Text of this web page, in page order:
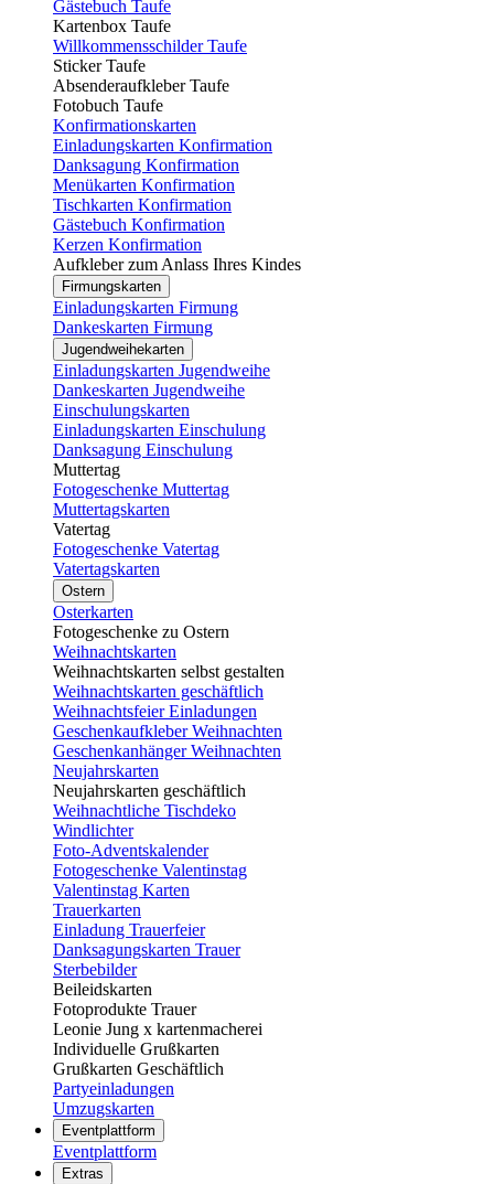
Gästebuch Taufe
Kartenbox Taufe
Willkommensschilder Taufe
Sticker Taufe
Absenderaufkleber Taufe
Fotobuch Taufe
Konfirmationskarten
Einladungskarten Konfirmation
Danksagung Konfirmation
Menükarten Konfirmation
Tischkarten Konfirmation
Gästebuch Konfirmation
Kerzen Konfirmation
Aufkleber zum Anlass Ihres Kindes
Firmungskarten
Einladungskarten Firmung
Dankeskarten Firmung
Jugendweihekarten
Einladungskarten Jugendweihe
Dankeskarten Jugendweihe
Einschulungskarten
Einladungskarten Einschulung
Danksagung Einschulung
Muttertag
Fotogeschenke Muttertag
Muttertagskarten
Vatertag
Fotogeschenke Vatertag
Vatertagskarten
Ostern
Osterkarten
Fotogeschenke zu Ostern
Weihnachtskarten
Weihnachtskarten selbst gestalten
Weihnachtskarten geschäftlich
Weihnachtsfeier Einladungen
Geschenkaufkleber Weihnachten
Geschenkanhänger Weihnachten
Neujahrskarten
Neujahrskarten geschäftlich
Weihnachtliche Tischdeko
Windlichter
Foto-Adventskalender
Fotogeschenke Valentinstag
Valentinstag Karten
Trauerkarten
Einladung Trauerfeier
Danksagungskarten Trauer
Sterbebilder
Beileidskarten
Fotoprodukte Trauer
Leonie Jung x kartenmacherei
Individuelle Grußkarten
Grußkarten Geschäftlich
Partyeinladungen
Umzugskarten
Eventplattform
Eventplattform
Extras